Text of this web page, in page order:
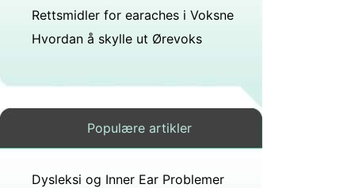
Rettsmidler for earaches i Voksne
Hvordan å skylle ut Ørevoks
Populære artikler
Dysleksi og Inner Ear Problemer